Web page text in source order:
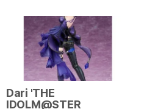
Dari 'THE
IDOLM@STER